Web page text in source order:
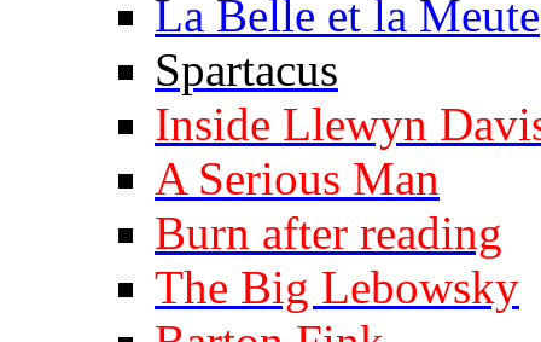
La Belle et la Meute
Spartacus
Inside Llewyn
A Serious Man
Burn after reading
The Big Lebowsky